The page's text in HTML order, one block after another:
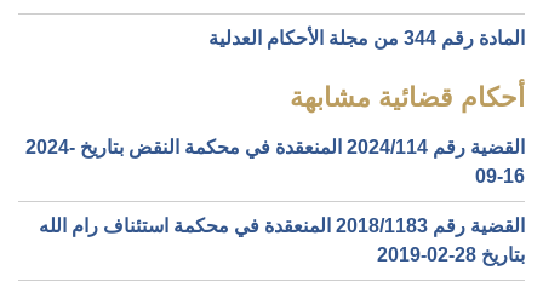
المادة رقم 344 من مجلة الأحكام العدلية
أحكام قضائية مشابهة
القضية رقم ‎114‏/‎2024‏ المنعقدة في محكمة النقض بتاريخ ‎2024-
09-16‏
القضية رقم ‎1183‏/‎2018‏ المنعقدة في محكمة استئناف رام الله
بتاريخ ‎2019-02-28‏